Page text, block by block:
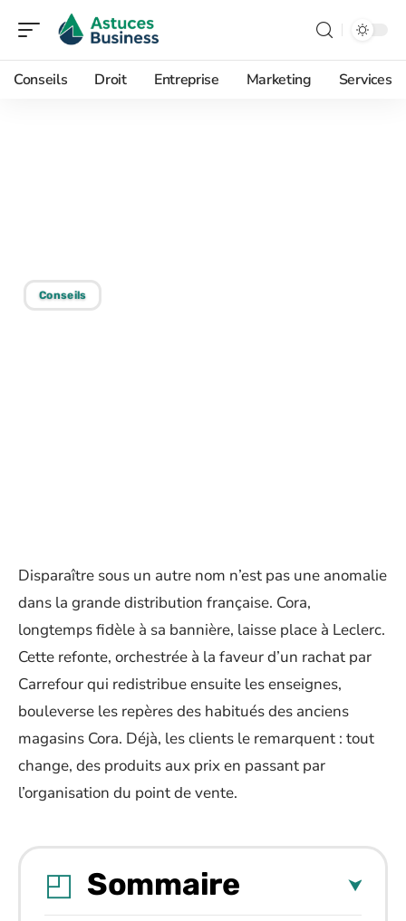
Conseils Droit Entreprise Marketing Services
Conseils
Disparaître sous un autre nom n’est pas une anomalie
dans la grande distribution française. Cora,
longtemps fidèle à sa bannière, laisse place à Leclerc.
Cette refonte, orchestrée à la faveur d’un rachat par
Carrefour qui redistribue ensuite les enseignes,
bouleverse les repères des habitués des anciens
magasins Cora. Déjà, les clients le remarquent : tout
change, des produits aux prix en passant par
l’organisation du point de vente.
Sommaire